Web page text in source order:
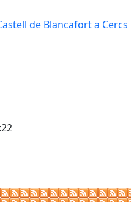
de Blancafort a Cercs
de Blancafort a Cercs